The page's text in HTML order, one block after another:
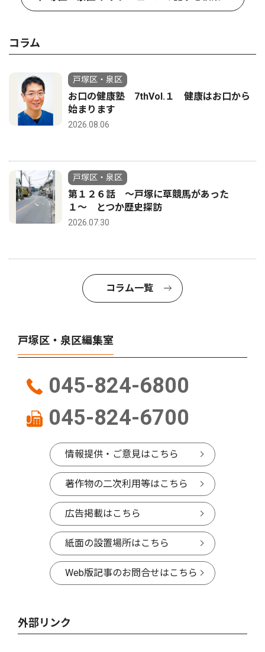
コラム
戸塚区・泉区
お口の健康塾 7thVol.１ 健康はお口から
始まります
2026.08.06
戸塚区・泉区
第１２６話 〜戸塚に草競馬があった
１〜 とつか歴史探訪
2026.07.30
コラム一覧
戸塚区・泉区編集室
045-824-6800
045-824-6700
情報提供・ご意見はこちら
著作物の二次利用等はこちら
広告掲載はこちら
紙面の設置場所はこちら
Web版記事のお問合せはこちら
外部リンク